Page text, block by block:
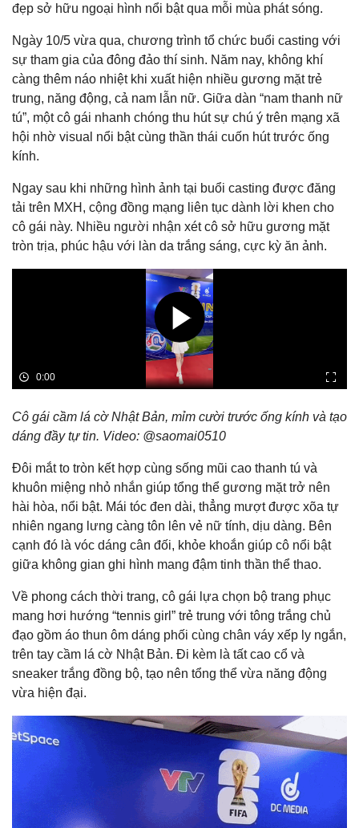
đẹp sở hữu ngoại hình nổi bật qua mỗi mùa phát sóng.
Ngày 10/5 vừa qua, chương trình tổ chức buổi casting với
sự tham gia của đông đảo thí sinh. Năm nay, không khí
càng thêm náo nhiệt khi xuất hiện nhiều gương mặt trẻ
trung, năng động, cả nam lẫn nữ. Giữa dàn “nam thanh nữ
tú”, một cô gái nhanh chóng thu hút sự chú ý trên mạng xã
hội nhờ visual nổi bật cùng thần thái cuốn hút trước ống
kính.
Ngay sau khi những hình ảnh tại buổi casting được đăng
tải trên MXH, cộng đồng mạng liên tục dành lời khen cho
cô gái này. Nhiều người nhận xét cô sở hữu gương mặt
tròn trịa, phúc hậu với làn da trắng sáng, cực kỳ ăn ảnh.
Cô gái cầm lá cờ Nhật Bản, mỉm cười trước ống kính và tạo
dáng đầy tự tin. Video: @saomai0510
Đôi mắt to tròn kết hợp cùng sống mũi cao thanh tú và
khuôn miệng nhỏ nhắn giúp tổng thể gương mặt trở nên
hài hòa, nổi bật. Mái tóc đen dài, thẳng mượt được xõa tự
nhiên ngang lưng càng tôn lên vẻ nữ tính, dịu dàng. Bên
cạnh đó là vóc dáng cân đối, khỏe khoắn giúp cô nổi bật
giữa không gian ghi hình mang đậm tinh thần thể thao.
Về phong cách thời trang, cô gái lựa chọn bộ trang phục
mang hơi hướng “tennis girl” trẻ trung với tông trắng chủ
đạo gồm áo thun ôm dáng phối cùng chân váy xếp ly ngắn,
trên tay cầm lá cờ Nhật Bản. Đi kèm là tất cao cổ và
sneaker trắng đồng bộ, tạo nên tổng thể vừa năng động
vừa hiện đại.